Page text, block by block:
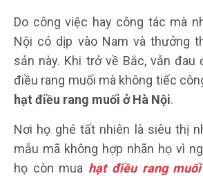
Do công việc hay công tác mà
Nội có dịp vào Nam và thưởng
sản này. Khi trở về Bắc, vẫn đau
điều rang muối mà không tiếc
hạt điều rang muối ở Hà Nội.
Nơi họ ghé tất nhiên là siêu thị
mẫu mã không hợp nhãn họ vì
họ còn mua hạt điều rang